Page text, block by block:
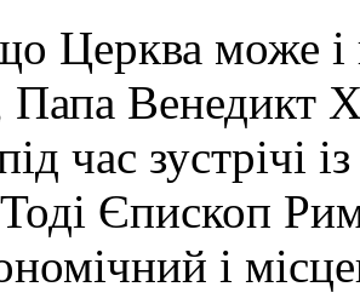
Церква може і
Папа Венедикт
час зустрічі
Тоді Єпископ
і